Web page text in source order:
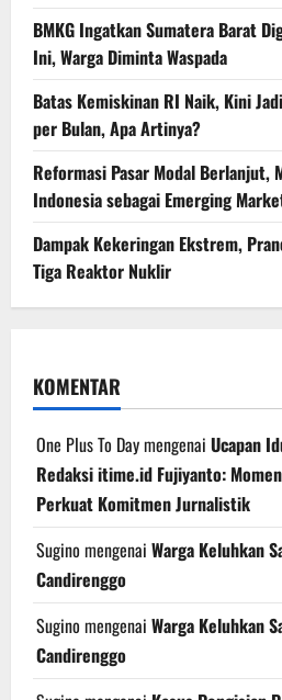
BMKG Ingatkan Sumatera Barat
Ini, Warga Diminta Waspada
Batas Kemiskinan RI Naik, Kini
per Bulan, Apa Artinya?
Reformasi Pasar Modal Berlanjut,
Indonesia sebagai Emerging
Dampak Kekeringan Ekstrem,
Tiga Reaktor Nuklir
KOMENTAR
One Plus To Daymengenai Ucapan
Redaksi itime.id Fujiyanto:
Perkuat Komitmen Jurnalistik
Sugino mengenai Warga Keluhkan
Candirenggo
Sugino mengenai Warga Keluhkan
Candirenggo